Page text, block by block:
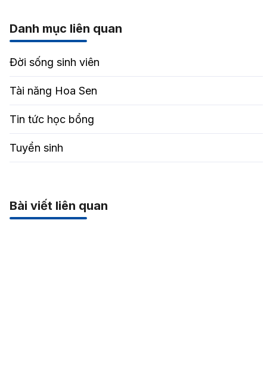
Danh mục liên quan
Đời sống sinh viên
Tài năng Hoa Sen
Tin tức học bổng
Tuyển sinh
Bài viết liên quan